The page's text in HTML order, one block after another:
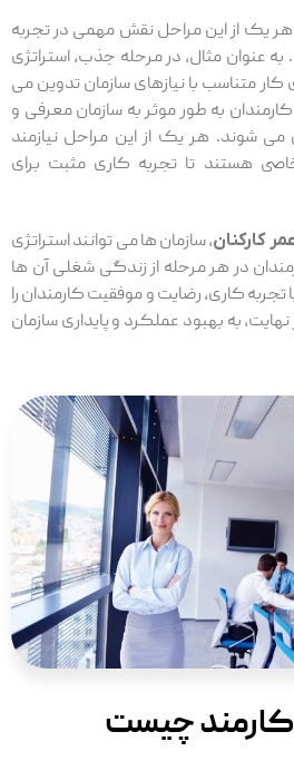
هر یک از این مراحل نقش مهمی در تجربه
عنوان مثال، در مرحله جذب، استراتژی
متناسب با نیازهای سازمان تدوین می
به طور موثر به سازمان معرفی و
‌شوند. هر یک از این مراحل نیازمند
هستند تا تجربه کاری مثبت برای
کارکنان، سازمان ‌ها می ‌توانند استراتژی
در هر مرحله از زندگی شغلی آن ‌ها
تجربه کاری، رضایت و موفقیت کارمندان را
به بهبود عملکرد و پایداری سازمان
چیست